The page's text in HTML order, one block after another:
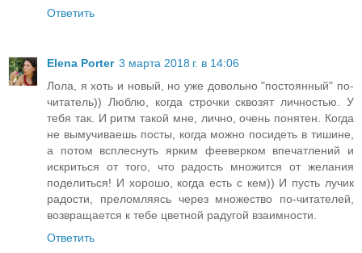
Ответить
Elena Porter 3 марта 2018 г. в 14:06
Лола, я хоть и новый, но уже довольно "постоянный" по-
читатель)) Люблю, когда строчки сквозят личностью. У
тебя так. И ритм такой мне, лично, очень понятен. Когда
не вымучиваешь посты, когда можно посидеть в тишине,
а потом всплеснуть ярким фееверком впечатлений и
искриться от того, что радость множится от желания
поделиться! И хорошо, когда есть с кем)) И пусть лучик
радости, преломляясь через множество по-читателей,
возвращается к тебе цветной радугой взаимности.
Ответить